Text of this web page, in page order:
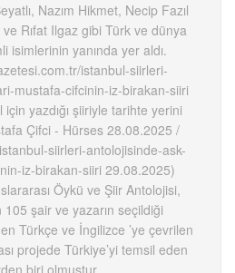
Nazım Hikmet, Necip Fazıl
Rıfat Ilgaz gibi Türk ve dünya
isimlerinin yanında yer aldı.
istanbul-siirleri-
mustafa-cifcinin-iz-birakan-siiri
yazdığı şiiriyle tarihte yerini
Çifci - Hürses 28.08.2025 /
siirleri-antolojisinde-ask-
iz-birakan-siiri 29.08.2025)
Öykü ve Şiir Antolojisi,
şair ve yazarın seçildiği
Türkçe ve İngilizce ’ye çevrilen
projede Türkiye’yi temsil eden
biri olmuştur.